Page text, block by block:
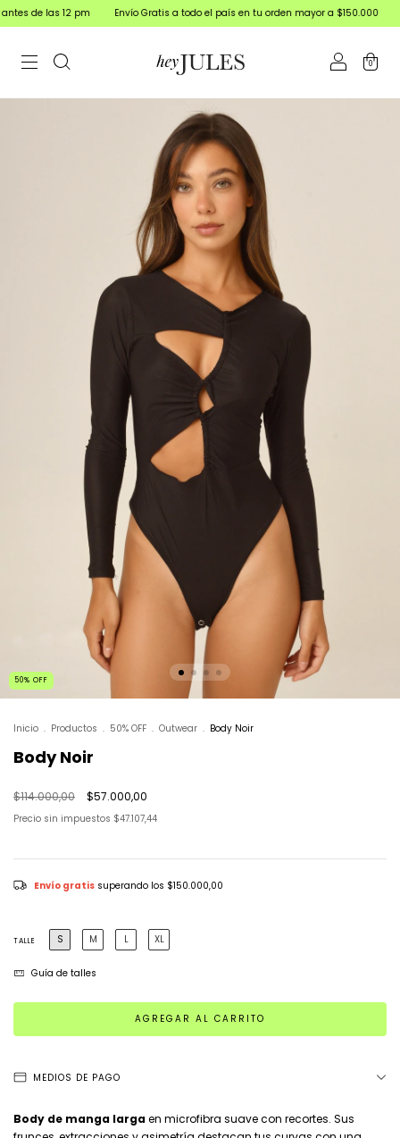
pm Envío Gratis a todo el país en tu orden mayor a $150.000 15% off
0
50% OFF
Inicio . Productos . 50% OFF . Outwear . Body Noir
Body Noir
$114.000,00 $57.000,00
Precio sin impuestos $47.107,44
Envío gratis superando los $150.000,00
TALLE S M L XL
Guía de talles
MEDIOS DE PAGO
Body de manga largaen microfibra suave con recortes. Sus